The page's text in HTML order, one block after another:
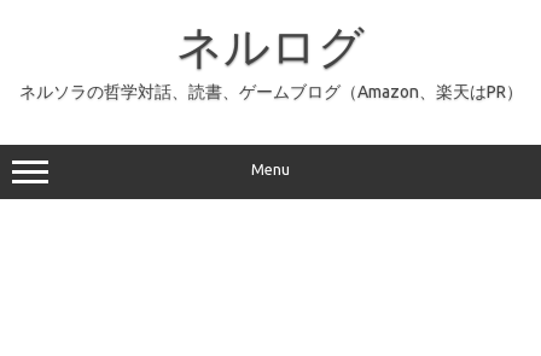
ッ
プ
ネルログ
ネルソラの哲学対話、読書、ゲームブログ（Amazon、楽天はPR）
Menu